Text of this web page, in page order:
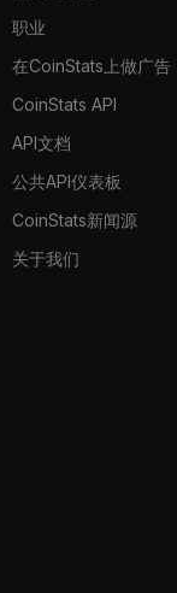
职业
在CoinStats上做广告
CoinStats API
API文档
公共API仪表板
CoinStats新闻源
关于我们